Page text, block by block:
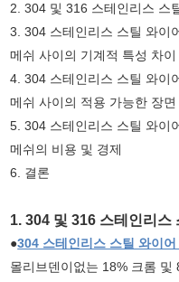
2. 304 및 316 스테인리스 스
3. 304 스테인리스 스틸 와이
메쉬 사이의 기계적 특성 차이
4. 304 스테인리스 스틸 와이
메쉬 사이의 적용 가능한 장면
5. 304 스테인리스 스틸 와이
메쉬의 비용 및 경제
6. 결론
1. 304 및 316 스테인리스
●304 스테인리스 스틸 와이
몰리브덴이없는 18% 크롬 및